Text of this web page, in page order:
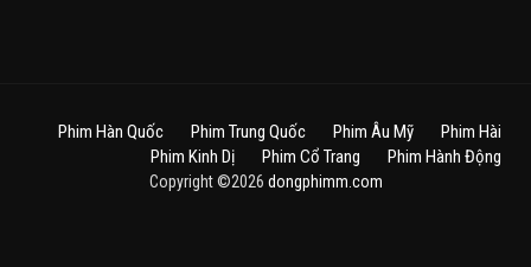
Phim Hàn Quốc Phim Trung Quốc Phim Âu Mỹ
Phim Hài
Phim Kinh Dị
Phim Cổ Trang Phim Hành Động
Copyright ©2026 dongphimm.com